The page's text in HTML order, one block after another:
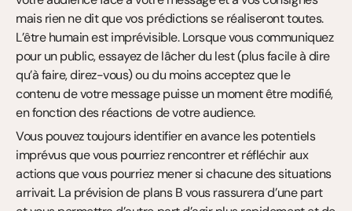
mais rien ne dit que vos prédictions se réaliseront toutes.
L’être humain est imprévisible. Lorsque vous communiquez
pour un public, essayez de lâcher du lest (plus facile à dire
qu’à faire, direz-vous) ou du moins acceptez que le
contenu de votre message puisse un moment être modifié,
en fonction des réactions de votre audience.
Vous pouvez toujours identifier en avance les potentiels
imprévus que vous pourriez rencontrer et réfléchir aux
actions que vous pourriez mener si chacune des situations
arrivait. La prévision de plans B vous rassurera d’une part